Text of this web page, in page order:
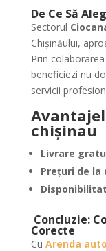
De Ce Să
Sectorul
Chișinăului,
Prin
beneficiezi nu
servicii
chişinau
Livrare
Prețuri de la
Concluzie:
Corecte
Cu Arenda